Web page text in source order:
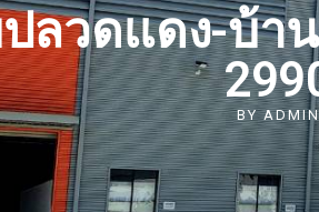
ลวดเเดง-บ้า
BY